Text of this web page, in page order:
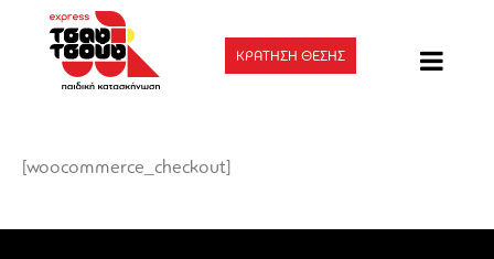
ΚΡΑΤΗΣΗ ΘΕΣΗΣ
[woocommerce_checkout]